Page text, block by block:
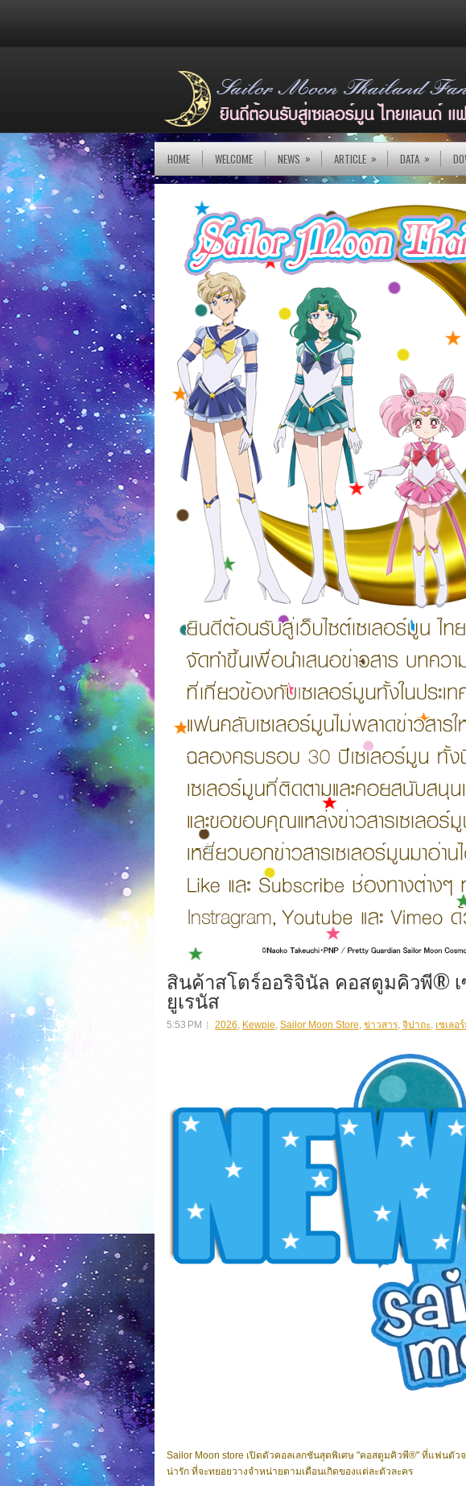
HOME WELCOME NEWS » ARTICLE » DATA »
สินค้าสโตร์ออริจินัล คอสตูมคิวพี® เ
ยูเรนัส
5:53 PM 2026, Kewpie, Sailor Moon Store, ข่าวสาร, จิปาถะ, เซเลอ
Sailor Moon store เปิดตัวคอลเลกชันสุดพิเศษ "คอสตูมคิวพี®" ที่แฟนตัว
น่ารัก ที่จะทยอยวางจำหน่ายตามเดือนเกิดของแต่ละตัวละคร